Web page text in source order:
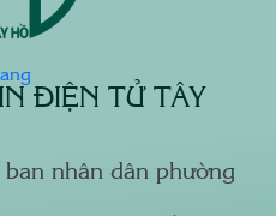
ĐIỆN TỬ TÂY
nhân dân phường